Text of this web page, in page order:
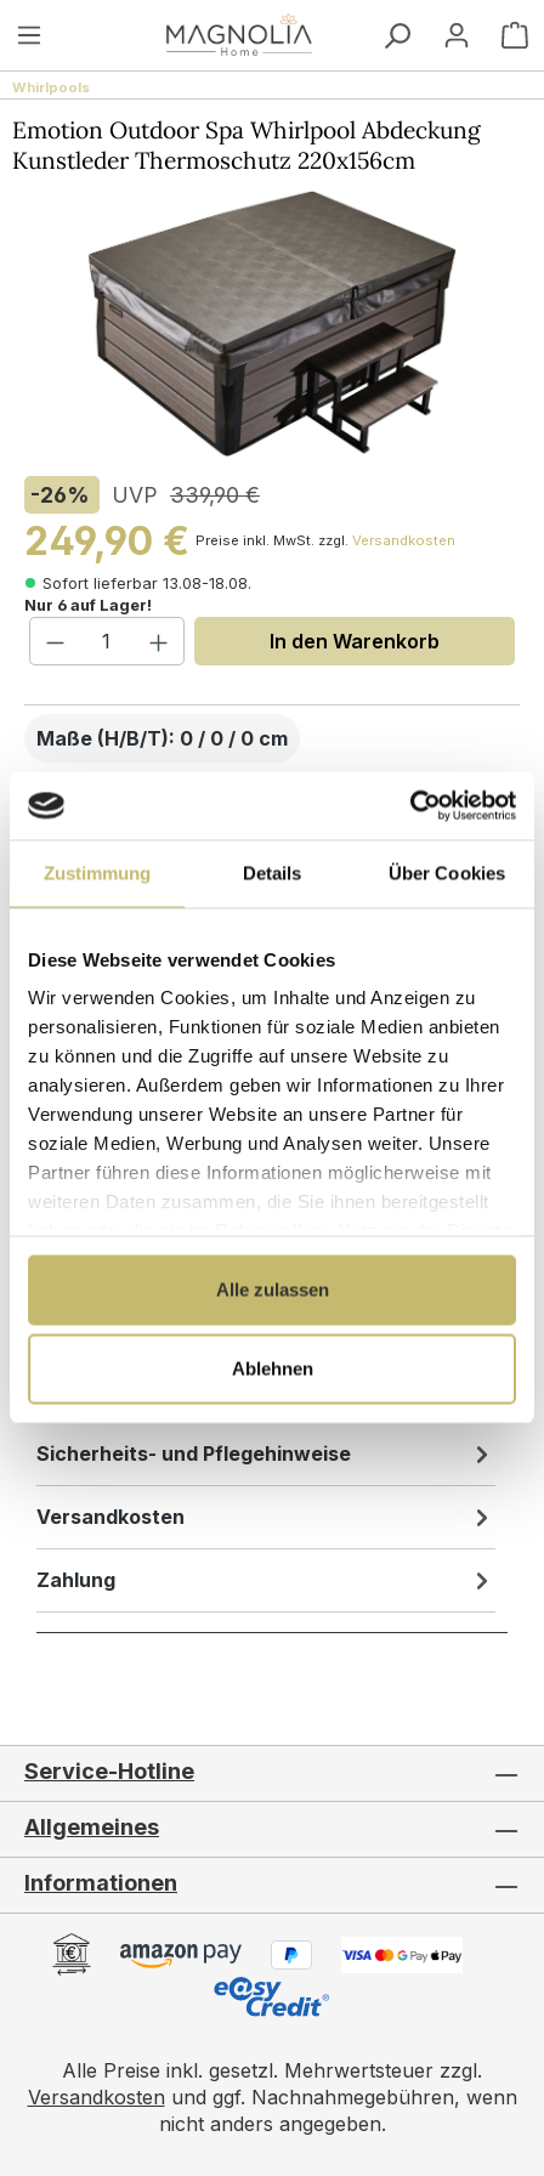
Zustimmung Details Über Cookies
Diese Webseite verwendet Cookies
Wir verwenden Cookies, um Inhalte und Anzeigen zu
personalisieren, Funktionen für soziale Medien anbieten
zu können und die Zugriffe auf unsere Website zu
analysieren. Außerdem geben wir Informationen zu Ihrer
Verwendung unserer Website an unsere Partner für
soziale Medien, Werbung und Analysen weiter. Unsere
Partner führen diese Informationen möglicherweise mit
weiteren Daten zusammen, die Sie ihnen bereitgestellt
gesammelt haben.
Alle zulassen
Ablehnen
Zum Hauptinhalt springen
Whirlpools
Emotion Outdoor Spa Whirlpool Abdeckung
Kunstleder Thermoschutz 220x156cm
-26% UVP 339,90 €
249,90 € Preise inkl. MwSt. zzgl. Versandkosten
Sofort lieferbar 13.08-18.08.
Nur 6 auf Lager!
Produkt Anzahl: Gib den
In den Warenkorb
Maße (H/B/T): 0 / 0 / 0 cm
Herstellerpreis
Bewertung
Designed in
1 Monat risikofreies
Rückgaberecht
Produktdetails
Beschreibung
Outdoor Spa Abdeckung Thermoschutz:Die
Whirlpool Abdeckung bietet dank Isolierung
einen guten Thermoschutz für Ihren Outdoor…
Mehr
Sicherheits- und Pflegehinweise
Versandkosten
Zahlung
Service-Hotline
Allgemeines
Informationen
Alle Preise inkl. gesetzl. Mehrwertsteuer zzgl.
Versandkosten und ggf. Nachnahmegebühren, wenn
nicht anders angegeben.